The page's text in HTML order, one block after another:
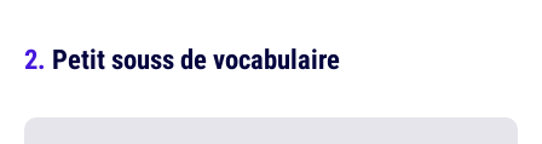
Petit souss de vocabulaire